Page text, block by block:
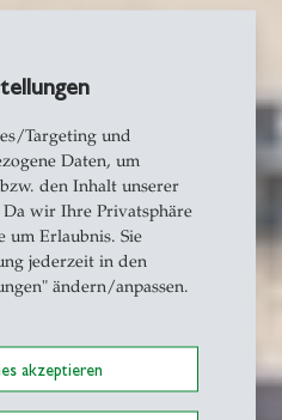
Targeting und
Daten, um
den Inhalt unserer
Da wir Ihre Privatsphäre
um Erlaubnis. Sie
jederzeit in den
ändern/anpassen.
akzeptieren